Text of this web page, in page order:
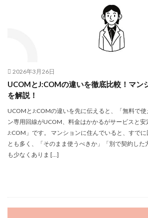
2026年3月26日
UCOMとJ:COMの違いを徹底比較！マン
を解説！
UCOMとJ:COMの違いを先に伝えると、「無料で
ン専用回線がUCOM、料金はかかるがサービスと
J:COM」です。 マンションに住んでいると、すで
とも多く、「そのまま使うべきか」「別で契約した
も少なくありま […]